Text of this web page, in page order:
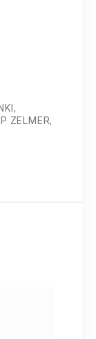
,
ZELMER,